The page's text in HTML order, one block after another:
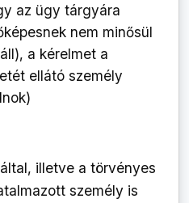
az ügy tárgyára
nem minősül
a kérelmet a
ellátó személy
illetve a törvényes
személy is